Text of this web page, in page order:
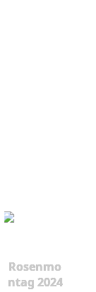
Rosenmo
ntag 2024